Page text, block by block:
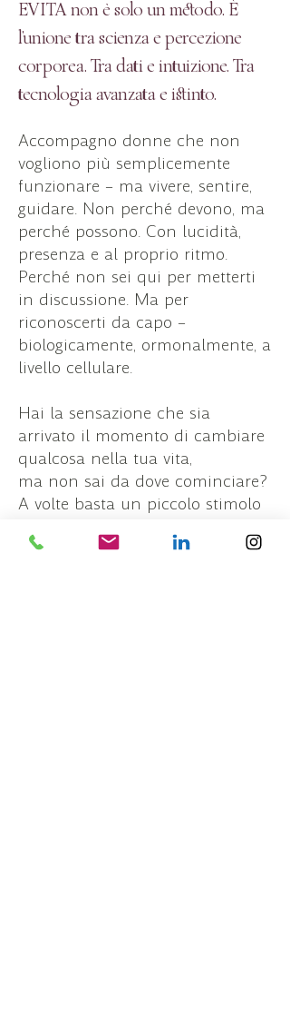
EVITA non è solo un metodo. È
l’unione tra scienza e percezione
corporea. Tra dati e intuizione. Tra
tecnologia avanzata e istinto.
Accompagno donne che non
vogliono più semplicemente
funzionare – ma vivere, sentire,
guidare. Non perché devono, ma
perché possono. Con lucidità,
presenza e al proprio ritmo.
Perché non sei qui per metterti
in discussione. Ma per
riconoscerti da capo –
biologicamente, ormonalmente, a
livello cellulare.
Hai la sensazione che sia
arrivato il momento di cambiare
qualcosa nella tua vita,
ma non sai da dove cominciare?
A volte basta un piccolo stimolo
trasformazione. Parliamone